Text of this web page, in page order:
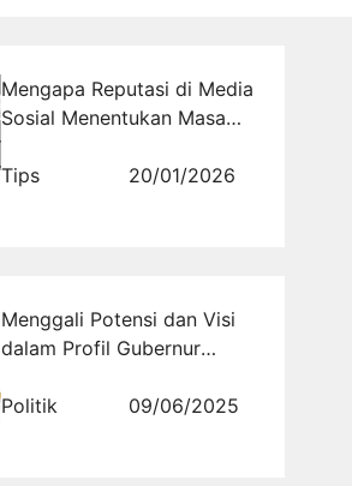
Mengapa Reputasi di Media
Sosial Menentukan Masa
Tips
20/01/2026
Menggali Potensi dan Visi
dalam Profil Gubernur
Kepulauan Bangka Belitung
Politik 09/06/2025